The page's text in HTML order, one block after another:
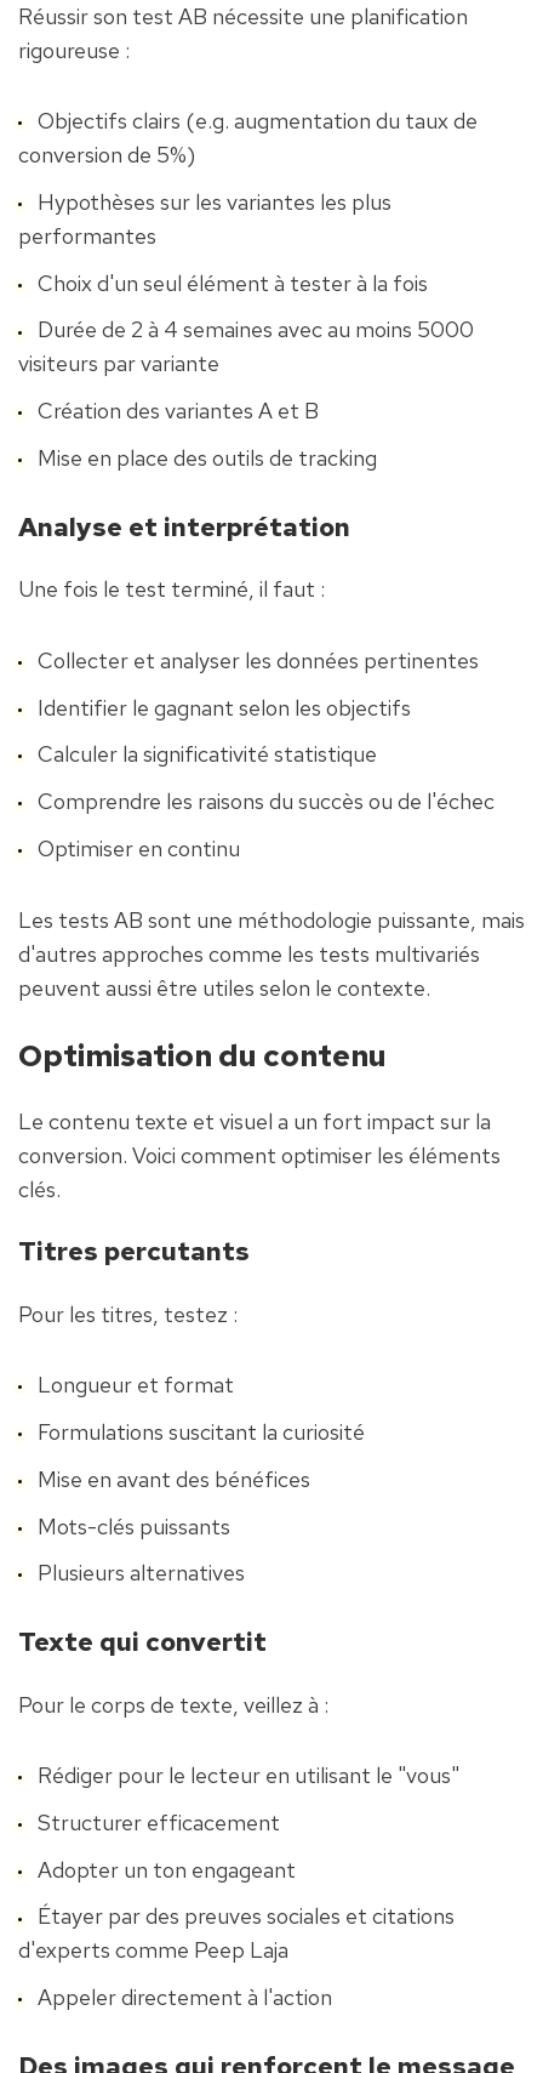
Réussir son test AB nécessite une planification
rigoureuse :
Objectifs clairs (e.g. augmentation du taux de
conversion de 5%)
Hypothèses sur les variantes les plus
performantes
Choix d'un seul élément à tester à la fois
Durée de 2 à 4 semaines avec au moins 5000
visiteurs par variante
Création des variantes A et B
Mise en place des outils de tracking
Analyse et interprétation
Une fois le test terminé, il faut :
Collecter et analyser les données pertinentes
Identifier le gagnant selon les objectifs
Calculer la significativité statistique
Comprendre les raisons du succès ou de l'échec
Optimiser en continu
Les tests AB sont une méthodologie puissante, mais
d'autres approches comme les tests multivariés
peuvent aussi être utiles selon le contexte.
Optimisation du contenu
Le contenu texte et visuel a un fort impact sur la
conversion. Voici comment optimiser les éléments
clés.
Titres percutants
Pour les titres, testez :
Longueur et format
Formulations suscitant la curiosité
Mise en avant des bénéfices
Mots-clés puissants
Plusieurs alternatives
Texte qui convertit
Pour le corps de texte, veillez à :
Rédiger pour le lecteur en utilisant le "vous"
Structurer efficacement
Adopter un ton engageant
Étayer par des preuves sociales et citations
d'experts comme Peep Laja
Appeler directement à l'action